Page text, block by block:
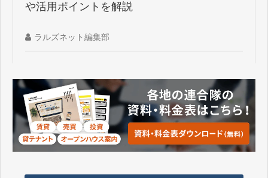
や活用ポイントを解説
ラルズネット編集部